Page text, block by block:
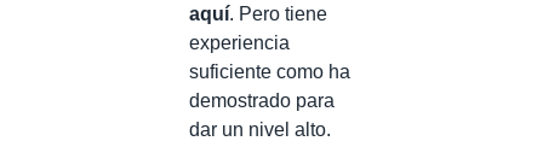
aquí. Pero tiene
experiencia
suficiente como ha
demostrado para
dar un nivel alto.